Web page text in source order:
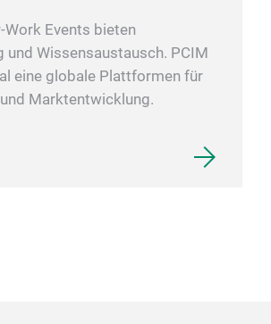
Work Events bieten
und Wissensaustausch. PCIM
eine globale Plattformen für
Marktentwicklung.